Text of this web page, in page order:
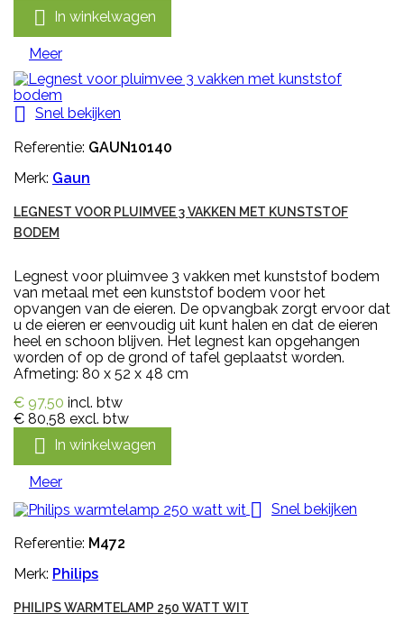
 In winkelwagen
Meer
 Snel bekijken
Referentie: GAUN10140
Merk: Gaun
LEGNEST VOOR PLUIMVEE 3 VAKKEN MET KUNSTSTOF
BODEM
Legnest voor pluimvee 3 vakken met kunststof bodem
van metaal met een kunststof bodem voor het
opvangen van de eieren. De opvangbak zorgt ervoor dat
u de eieren er eenvoudig uit kunt halen en dat de eieren
heel en schoon blijven. Het legnest kan opgehangen
worden of op de grond of tafel geplaatst worden.
Afmeting: 80 x 52 x 48 cm
€ 97,50 incl. btw
€ 80,58 excl. btw
 In winkelwagen
Meer
 Snel bekijken
Referentie: M472
Merk: Philips
PHILIPS WARMTELAMP 250 WATT WIT